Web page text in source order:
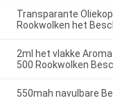
Transparante
Rookwolken het
2ml het vlakke
500 Rookwolken
550mah navulbare